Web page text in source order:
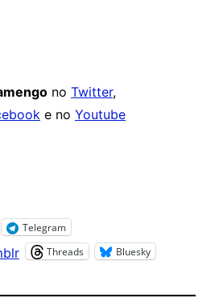
no Twitter,
e no Youtube
Telegram
Threads Bluesky